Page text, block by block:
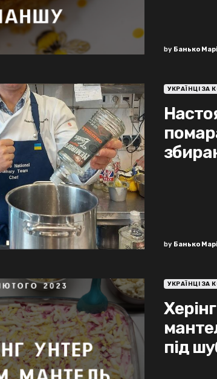
by Банько
УКРАЇНЦІ ЗА
by Банько
УКРАЇНЦІ ЗА
під